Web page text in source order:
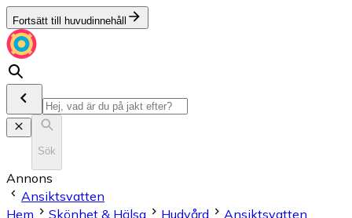
Fortsätt till huvudinnehåll
Sök
Annons
Ansiktsvatten
Hem
Skönhet & Hälsa Hudvård Ansiktsvatten